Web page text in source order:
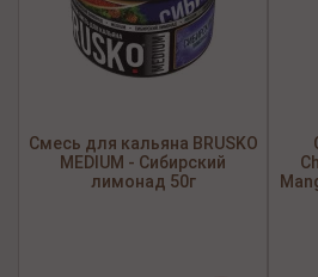
Смесь для кальяна BRUSKO
MEDIUM - Сибирский
лимонад 50г